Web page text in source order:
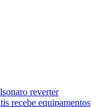
reverter
recebe equipamentos